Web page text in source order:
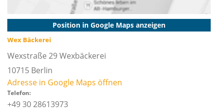
Position in Google Maps anzeigen
Wex Bäckerei
Wexstraße 29 Wexbäckerei
10715 Berlin
Adresse in Google Maps öffnen
Telefon:
+49 30 28613973